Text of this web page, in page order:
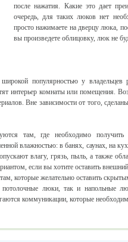
после нажатия. Какие это дает
очередь, для таких люков нет
просто нажимаете на дверцу люка,
вы произведете облицовку, люк не
популярностью у
интерьер комнаты или помещения.
Вне зависимости от того,
там, где необходимо
влажностью: в банях, саунах, на
влагу, грязь, пыль, а также
если вы хотите оставить
которые желательно оставить
люки, так и напольные
коммуникации, которые